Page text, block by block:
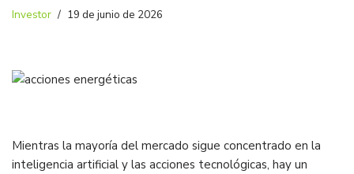
Investor 19 de junio de 2026
Mientras la mayoría del mercado sigue concentrado en la
inteligencia artificial y las acciones tecnológicas, hay un